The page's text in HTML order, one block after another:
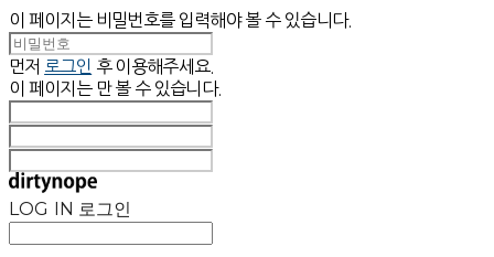
이 페이지는 비밀번호를 입력해야 볼 수 있습니다.
먼저 로그인 후 이용해주세요.
이 페이지는 만 볼 수 있습니다.
LOG IN 로그인